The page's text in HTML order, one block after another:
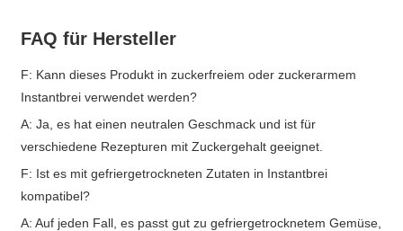
FAQ für Hersteller
F: Kann dieses Produkt in zuckerfreiem oder zuckerarmem
Instantbrei verwendet werden?
A: Ja, es hat einen neutralen Geschmack und ist für
verschiedene Rezepturen mit Zuckergehalt geeignet.
F: Ist es mit gefriergetrockneten Zutaten in Instantbrei
kompatibel?
A: Auf jeden Fall, es passt gut zu gefriergetrocknetem Gemüse,